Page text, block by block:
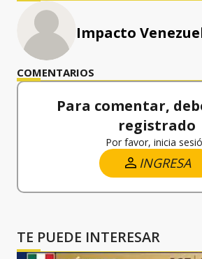
Impacto
COMENTARIOS
Para comentar,
registrado
Por favor, inicia
INGRESA
TE PUEDE INTERESAR